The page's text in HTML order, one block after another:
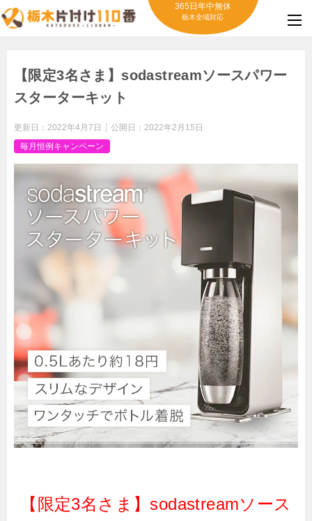
365日年中無休
栃木全域対応
【限定3名さま】sodastreamソースパワー
スターターキット
更新日： 2022年4月7日 公開日： 2022年2月15日
毎月恒例キャンペーン
【限定3名さま】sodastreamソース